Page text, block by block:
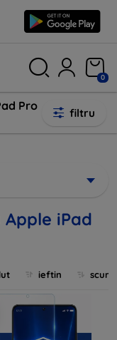
0
Pro
filtru
iPad
ieftin